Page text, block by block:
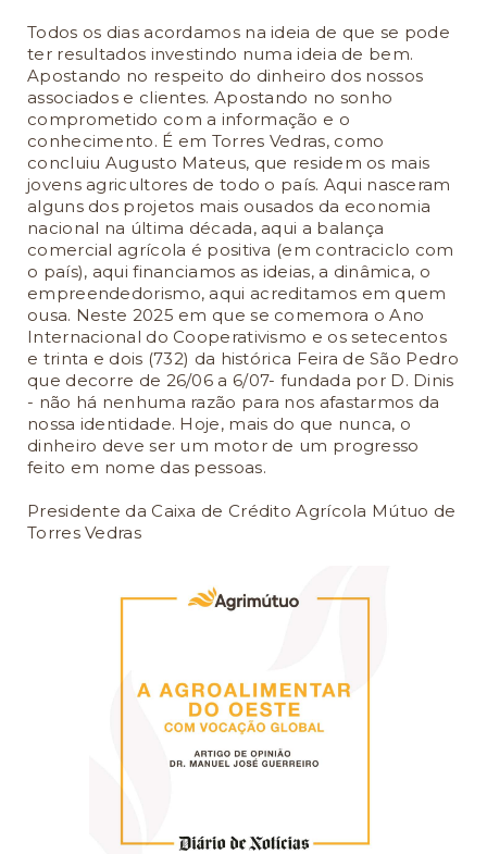
Todos os dias acordamos na ideia de que se pode
ter resultados investindo numa ideia de bem.
Apostando no respeito do dinheiro dos nossos
associados e clientes. Apostando no sonho
comprometido com a informação e o
conhecimento. É em Torres Vedras, como
concluiu Augusto Mateus, que residem os mais
jovens agricultores de todo o país. Aqui nasceram
alguns dos projetos mais ousados da economia
nacional na última década, aqui a balança
comercial agrícola é positiva (em contraciclo com
o país), aqui financiamos as ideias, a dinâmica, o
empreendedorismo, aqui acreditamos em quem
ousa. Neste 2025 em que se comemora o Ano
Internacional do Cooperativismo e os setecentos
e trinta e dois (732) da histórica Feira de São Pedro
que decorre de 26/06 a 6/07- fundada por D. Dinis
- não há nenhuma razão para nos afastarmos da
nossa identidade. Hoje, mais do que nunca, o
dinheiro deve ser um motor de um progresso
feito em nome das pessoas.
Presidente da Caixa de Crédito Agrícola Mútuo de
Torres Vedras